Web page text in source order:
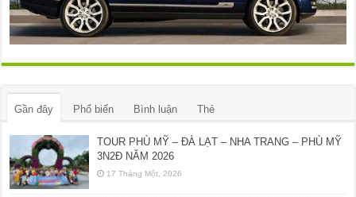
Gần đây Phổ biến Bình luận Thẻ
TOUR PHÙ MỸ – ĐÀ LẠT – NHA TRANG – PHÙ MỸ
3N2Đ NĂM 2026
17 Tháng Một, 2026